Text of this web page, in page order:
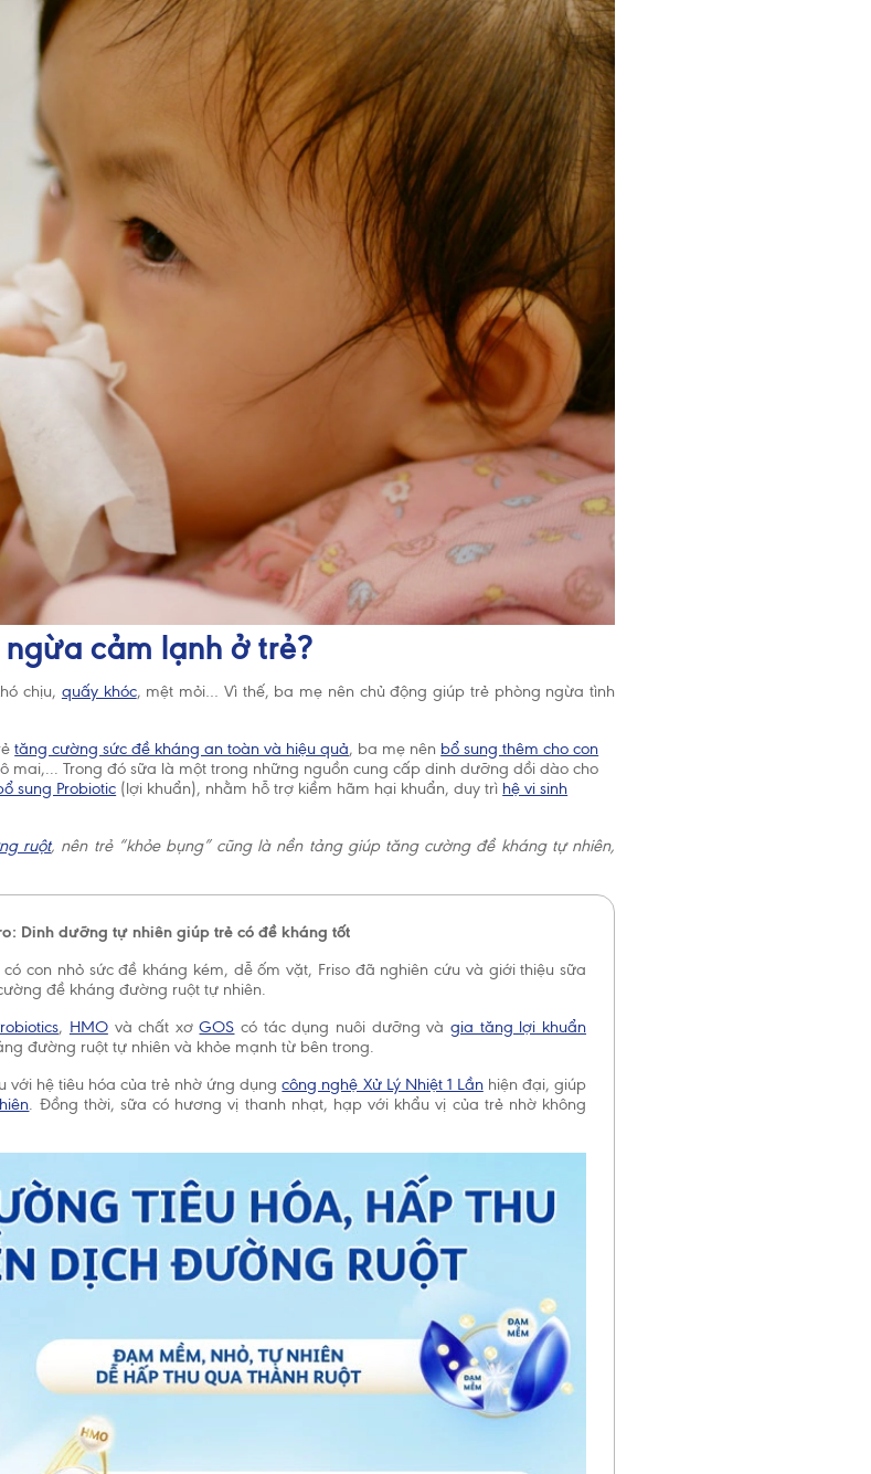
cảm lạnh ở trẻ?
chịu, quấy khóc, mệt mỏi… Vì thế, ba mẹ nên chủ động giúp trẻ phòng ngừa tình
tăng cường sức đề kháng an toàn và hiệu quả, ba mẹ nên bổ sung thêm cho con
mai,... Trong đó sữa là một trong những nguồn cung cấp dinh dưỡng dồi dào cho
sung Probiotic (lợi khuẩn), nhằm hỗ trợ kiềm hãm hại khuẩn, duy trì hệ vi sinh
ruột, nên trẻ “khỏe bụng” cũng là nền tảng giúp tăng cường đề kháng tự nhiên,
Dinh dưỡng tự nhiên giúp trẻ có đề kháng tốt
con nhỏ sức đề kháng kém, dễ ốm vặt, Friso đã nghiên cứu và giới thiệu sữa
đề kháng đường ruột tự nhiên.
, HMOvà chất xơGOS có tác dụng nuôi dưỡng vàgia tăng lợi khuẩn
đường ruột tự nhiên và khỏe mạnh từ bên trong.
với hệ tiêu hóa của trẻ nhờ ứng dụngcông nghệ Xử Lý Nhiệt 1 Lầnhiện đại, giúp
. Đồng thời, sữa có hương vị thanh nhạt, hạp với khẩu vị của trẻ nhờ không
ăn bổ sung phù hợp với lứa tuổi kết hợp với bú sữa mẹ cho
để được tư vấn trước khi quyết định dùng sản phẩm dinh
bạn gặp vấn đề khi cho con bú.